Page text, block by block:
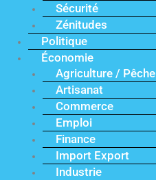
Sécurité
Zénitudes
Politique
Économie
Agriculture / Pêche
Artisanat
Commerce
Emploi
Finance
Import Export
Industrie